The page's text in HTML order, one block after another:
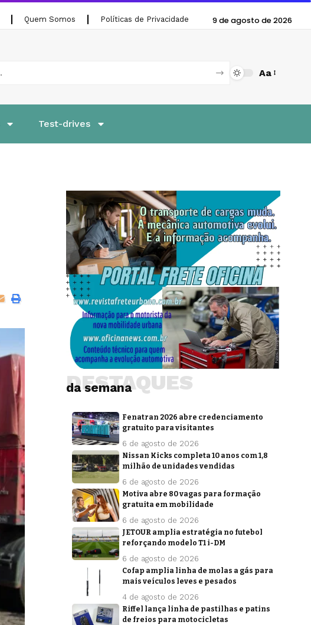
Quem Somos Políticas de Privacidade 9 de agosto de 2026
Aa
Test-drives
da semana
DESTAQUES
Fenatran 2026 abre credenciamento
gratuito para visitantes
6 de agosto de 2026
Nissan Kicks completa 10 anos com 1,8
milhão de unidades vendidas
6 de agosto de 2026
Motiva abre 80 vagas para formação
gratuita em mobilidade
6 de agosto de 2026
JETOUR amplia estratégia no futebol
reforçando modelo T1 i-DM
6 de agosto de 2026
Cofap amplia linha de molas a gás para
mais veículos leves e pesados
4 de agosto de 2026
Riffel lança linha de pastilhas e patins
de freios para motocicletas